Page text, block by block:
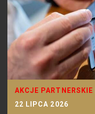
AKCJE PARTNERSKIE
22 LIPCA 2026